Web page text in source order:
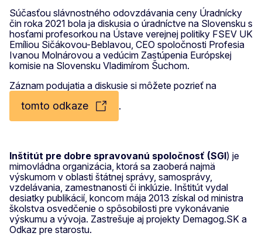
Súčasťou slávnostného odovzdávania ceny Úradnícky
čin roka 2021 bola ja diskusia o úradníctve na Slovensku s
hosťami profesorkou na Ústave verejnej politiky FSEV UK
Emíliou Sičákovou-Beblavou, CEO spoločnosti Profesia
Ivanou Molnárovou a vedúcim Zastúpenia Európskej
komisie na Slovensku Vladimírom Šuchom.
Záznam podujatia a diskusie si môžete pozrieť na
tomto odkaze .
Inštitút pre dobre spravovanú spoločnosť (SGI) je
mimovládna organizácia, ktorá sa zaoberá najmä
výskumom v oblasti štátnej správy, samosprávy,
vzdelávania, zamestnanosti či inklúzie. Inštitút vydal
desiatky publikácií, koncom mája 2013 získal od ministra
školstva osvedčenie o spôsobilosti pre vykonávanie
výskumu a vývoja. Zastrešuje aj projekty Demagog.SK a
Odkaz pre starostu.